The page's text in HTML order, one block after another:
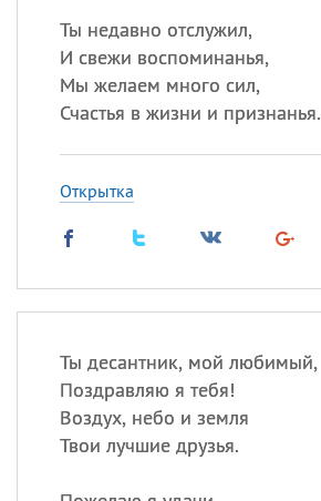
Ты недавно отслужил,
И свежи воспоминанья,
Мы желаем много сил,
Счастья в жизни и признанья.
Открытка
Ты десантник, мой любимый,
Поздравляю я тебя!
Воздух, небо и земля
Твои лучшие друзья.